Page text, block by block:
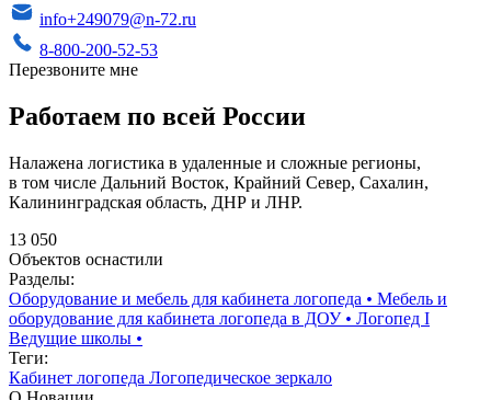
info+249079@n-72.ru
8-800-200-52-53
Перезвоните мне
Работаем по всей России
Налажена логистика в удаленные и сложные регионы,
в том числе Дальний Восток, Крайний Север, Сахалин,
Калининградская область, ДНР и ЛНР.
13 050
Объектов оснастили
Разделы:
Оборудование и мебель для кабинета логопеда • Мебель и
оборудование для кабинета логопеда в ДОУ• Логопед I
Ведущие школы •
Теги:
Кабинет логопеда Логопедическое зеркало